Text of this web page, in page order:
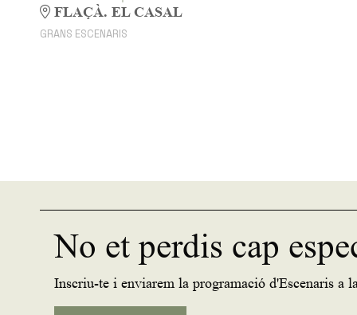
FLAÇÀ. EL CASAL
GRANS ESCENARIS
No et perdis cap
Inscriu-te i enviarem la programació d'Escenaris a